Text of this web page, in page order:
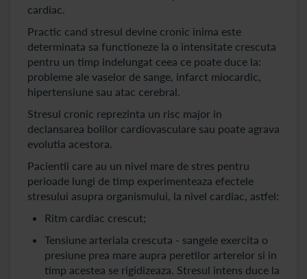
cardiac.
Practic cand stresul devine cronic inima este
determinata sa functioneze la o intensitate crescuta
pentru un timp indelungat ceea ce poate duce la:
probleme ale vaselor de sange, infarct miocardic,
hipertensiune sau atac cerebral.
Stresul cronic reprezinta un risc major in
declansarea bolilor cardiovasculare sau poate agrava
evolutia acestora.
Pacientii care au un nivel mare de stres pentru
perioade lungi de timp experimenteaza efectele
stresului asupra organismului, la nivel cardiac, astfel:
Ritm cardiac crescut;
Tensiune arteriala crescuta - sangele exercita o
presiune prea mare aupra peretilor arterelor si in
timp acestea se rigidizeaza. Stresul intens duce la